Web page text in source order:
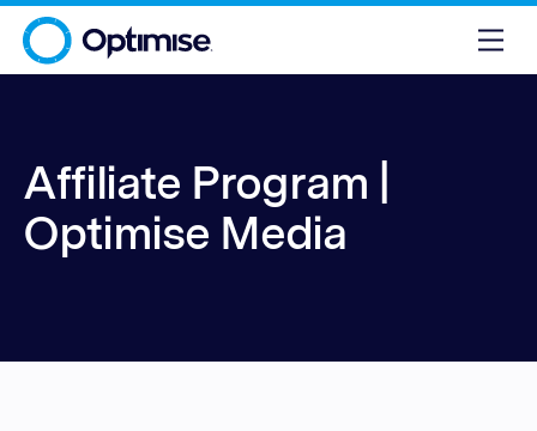
Affiliate Program |
Optimise Media